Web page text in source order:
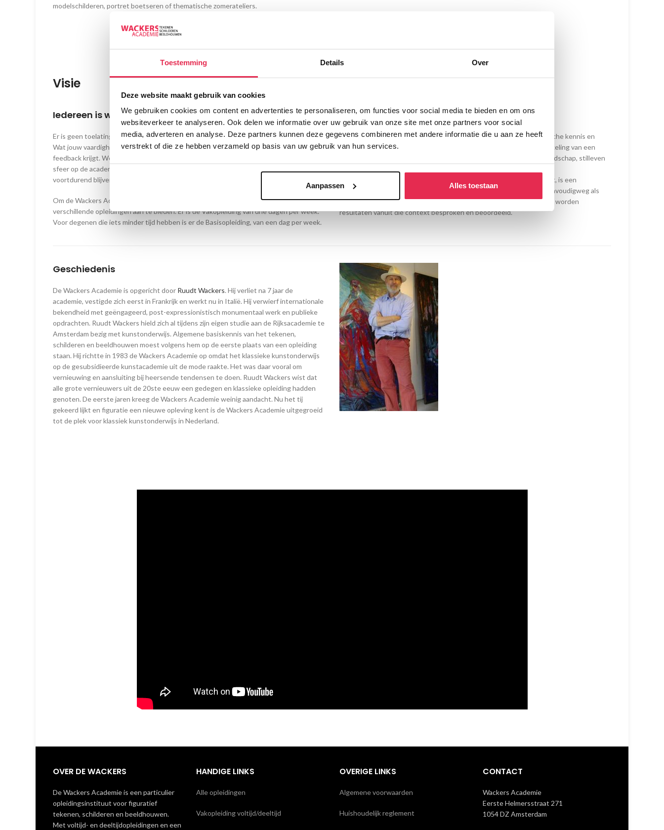
Toestemming Details Over
Deze website maakt gebruik van cookies
We gebruiken cookies om content en advertenties te personaliseren, om functies voor social media te bieden en om ons
websiteverkeer te analyseren. Ook delen we informatie over uw gebruik van onze site met onze partners voor social
media, adverteren en analyse. Deze partners kunnen deze gegevens combineren met andere informatie die u aan ze heeft
verstrekt of die ze hebben verzameld op basis van uw gebruik van hun services.
Aanpassen Alles toestaan
modelschilderen, portret boetseren of thematische zomerateliers.
Visie
Iedereen is welkom
Er is geen toelatingsexamen op de Wackers Academie voor de Vak- of Basisopleiding.
Wat jouw vaardigheden ook zijn, onze docenten zorgen ervoor dat je op jouw niveau
feedback krijgt. We vinden het belangrijk dat er een persoonlijke, betrokken en veilige
sfeer op de academie is. Een thuissfeer, waarin studenten en docenten elkaar
voortdurend blijven inspireren en motiveren.
Om de Wackers Academie voor iedereen toegankelijk te maken is ervoor gekozen
verschillende opleidingen aan te bieden. Er is de Vakopleiding van drie dagen per week.
Voor degenen die iets minder tijd hebben is er de Basisopleiding, van een dag per week.
Technische kennis en ambacht
Tekenen, schilderen en beeldhouwen met de beheersing van technische kennis en
ambachtelijke vaardigheden. Dit vormt de beste basis voor de ontwikkeling van een
eigen stijl. Figuratie en compositie door studies naar levend model, landschap, stilleven
Leren kijken, schilderen en beeldhouwen naar wat het oog waarneemt, is een
vruchtbare voedingsbodem voor kunstonderwijs. Een model dient eenvoudigweg als
studiemateriaal. Hierdoor zijn werkstukken concreet bespreekbaar en worden
resultaten vanuit die context besproken en beoordeeld.
Geschiedenis
De Wackers Academie is opgericht door Ruudt Wackers. Hij verliet na 7 jaar de
academie, vestigde zich eerst in Frankrijk en werkt nu in Italië. Hij verwierf internationale
bekendheid met geëngageerd, post-expressionistisch monumentaal werk en publieke
opdrachten. Ruudt Wackers hield zich al tijdens zijn eigen studie aan de Rijksacademie te
Amsterdam bezig met kunstonderwijs. Algemene basiskennis van het tekenen,
schilderen en beeldhouwen moest volgens hem op de eerste plaats van een opleiding
staan. Hij richtte in 1983 de Wackers Academie op omdat het klassieke kunstonderwijs
op de gesubsidieerde kunstacademie uit de mode raakte. Het was daar vooral om
vernieuwing en aansluiting bij heersende tendensen te doen. Ruudt Wackers wist dat
alle grote vernieuwers uit de 20ste eeuw een gedegen en klassieke opleiding hadden
genoten. De eerste jaren kreeg de Wackers Academie weinig aandacht. Nu het tij
gekeerd lijkt en figuratie een nieuwe opleving kent is de Wackers Academie uitgegroeid
tot de plek voor klassiek kunstonderwijs in Nederland.
OVER DE WACKERS
De Wackers Academie is een particulier
opleidingsinstituut voor figuratief
tekenen, schilderen en beeldhouwen.
Met voltijd- en deeltijdopleidingen en een
HANDIGE LINKS
Alle opleidingen
Vakopleiding voltijd/deeltijd
OVERIGE LINKS
Algemene voorwaarden
Huishoudelijk reglement
CONTACT
Wackers Academie
Eerste Helmersstraat 271
1054 DZ Amsterdam